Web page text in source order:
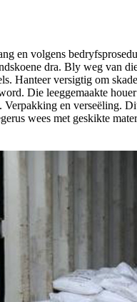
en volgens
dra. Bly weg van
Hanteer versigtig om
Die leeggemaakte
en verseëling.
wees met geskikte